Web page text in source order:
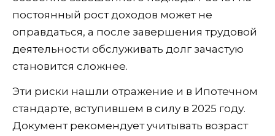
постоянный рост доходов может не
оправдаться, а после завершения трудовой
деятельности обслуживать долг зачастую
становится сложнее.
Эти риски нашли отражение и в Ипотечном
стандарте, вступившем в силу в 2025 году.
Документ рекомендует учитывать возраст